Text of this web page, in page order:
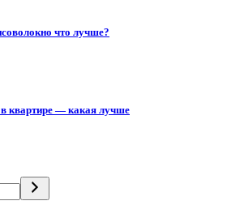
что лучше?
квартире — какая лучше